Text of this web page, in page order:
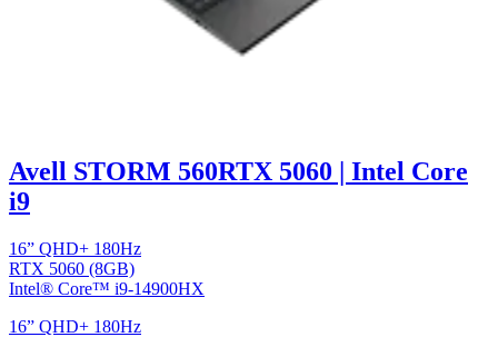
Avell STORM 560RTX 5060 | Intel Core
i9
16” QHD+ 180Hz
RTX 5060 (8GB)
Intel® Core™ i9-14900HX
16” QHD+ 180Hz